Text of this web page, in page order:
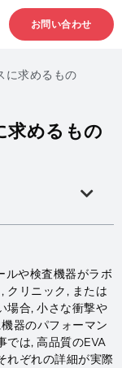
お問い合わせ
に求めるもの
求めるもの
ルや検査機器がラボ
クリニック, または
場合, 小さな衝撃や
器のパフォーマン
では, 高品質のEVA
れぞれの詳細が実際